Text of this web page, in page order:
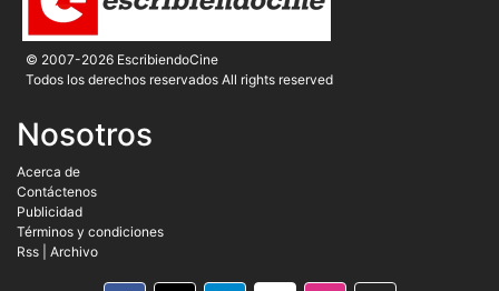
© 2007-2026 EscribiendoCine
Todos los derechos reservados All rights reserved
Nosotros
Acerca de
Contáctenos
Publicidad
Términos y condiciones
Rss
Archivo